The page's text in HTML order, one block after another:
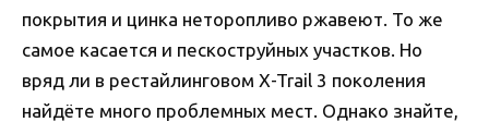
покрытия и цинка неторопливо ржавеют. То же
самое касается и пескоструйных участков. Но
вряд ли в рестайлинговом X-Trail 3 поколения
найдёте много проблемных мест. Однако знайте,